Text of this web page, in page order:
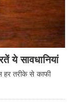
ये सावधानियां
हर तरीके से काफी